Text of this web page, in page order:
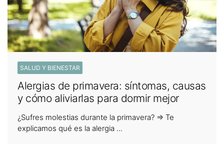
SALUD Y BIENESTAR
Alergias de primavera: síntomas, causas
y cómo aliviarlas para dormir mejor
¿Sufres molestias durante la primavera? ⇒ Te
explicamos qué es la alergia ...